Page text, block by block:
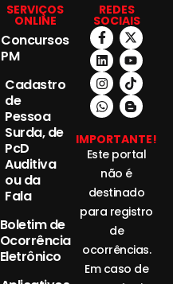
SERVIÇOS
ONLINE
Concursos
PM
Cadastro
de
Pessoa
Surda, de
PcD
Auditiva
ou da
Fala
Boletim de
Ocorrência
Eletrônico
REDES
SOCIAIS
IMPORTANTE!
Este portal
não é
destinado
para registro
de
ocorrências.
Em caso de